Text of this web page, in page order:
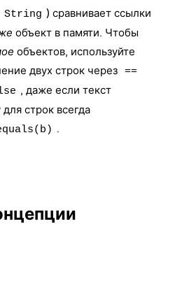
String ) сравнивает ссылки
объект в памяти. Чтобы
объектов, используйте
двух строк через ==
, даже если текст
строк всегда
.